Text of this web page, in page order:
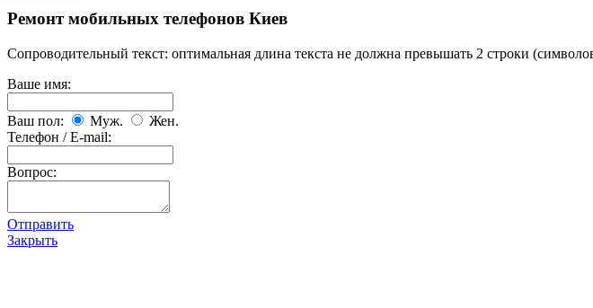
Ремонт мобильных телефонов Киев
Сопроводительный текст: оптимальная длина текста не должна превышать 2 строки
Ваше имя:
Ваш пол: Муж.
Жен.
Телефон / E-mail:
Вопрос:
Отправить
Закрыть